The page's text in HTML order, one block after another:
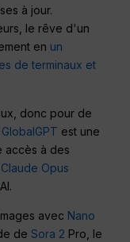
à jour.
le rêve d'un
en un
de terminaux et
donc pour de
GlobalGPT est une
accès à des
Claude Opus
AI.
avec Nano
deSora 2 Pro, le